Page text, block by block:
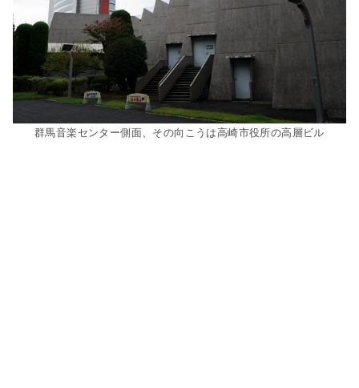
群馬音楽センター側面、その向こうは高崎市役所の高層ビル